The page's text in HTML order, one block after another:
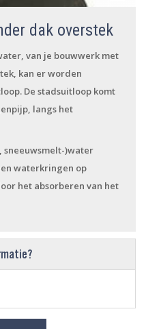
dak overstek
van je bouwwerk met
kan er worden
De stadsuitloop komt
langs het
sneeuwsmelt-)water
waterkringen op
het absorberen van het